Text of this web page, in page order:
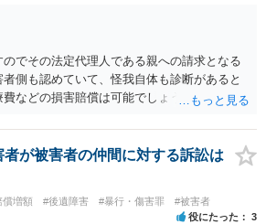
でその法定代理人である親への請求となる
側も認めていて、怪我自体も診断があると
などの損害賠償は可能でしょう。 整骨院へ
、保険会社から提案される金額は低めに出さ
の交渉のために弁護士を入れるということも
。
が被害者の仲間に対する訴訟は
償増額 #後遺障害 #暴行・傷害罪 #被害者
役にたった 3